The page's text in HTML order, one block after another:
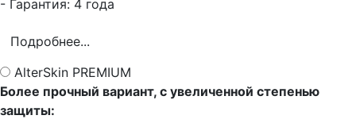
- Гарантия: 4 года
Подробнее...
AlterSkin PREMIUM
Более прочный вариант, с увеличенной степенью
защиты: